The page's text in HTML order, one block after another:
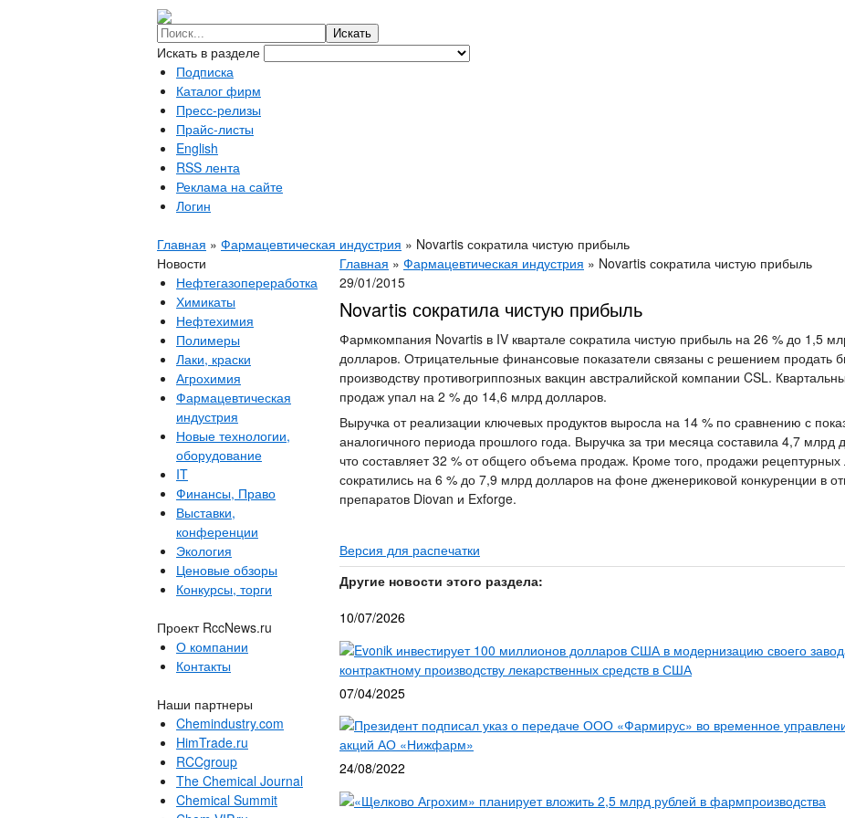
Искать в разделе
Подписка
Каталог фирм
Пресс-релизы
Прайс-листы
English
RSS лента
Реклама на сайте
Логин
Главная » Фармацевтическая индустрия » Novartis сократила чистую прибыль
Новости
Нефтегазопереработка
Химикаты
Нефтехимия
Полимеры
Лаки, краски
Агрохимия
Фармацевтическая
индустрия
Новые технологии,
оборудование
IT
Финансы, Право
Выставки,
конференции
Экология
Ценовые обзоры
Конкурсы, торги
Проект RccNews.ru
О компании
Контакты
Наши партнеры
Chemindustry.com
HimTrade.ru
RCCgroup
The Chemical Journal
Chemical Summit
Главная » Фармацевтическая индустрия » Novartis сократила чистую прибыль
29/01/2015
Novartis сократила чистую прибыль
Фармкомпания Novartis в IV квартале сократила чистую прибыль на 26 % до 1,5
долларов. Отрицательные финансовые показатели связаны с решением продать
производству противогриппозных вакцин австралийской компании CSL.
продаж упал на 2 % до 14,6 млрд долларов.
Выручка от реализации ключевых продуктов выросла на 14 % по сравнению с
аналогичного периода прошлого года. Выручка за три месяца составила 4,7 млрд
что составляет 32 % от общего объема продаж. Кроме того, продажи
сократились на 6 % до 7,9 млрд долларов на фоне дженериковой конкуренции в
препаратов Diovan и Exforge.
Версия для распечатки
Другие новости этого раздела:
10/07/2026
Evonik инвестирует 100 миллионов долларов США в модернизацию своего
контрактному производству лекарственных средств в США
07/04/2025
Президент подписал указ о передаче ООО «Фармирус» во временное
акций АО «Нижфарм»
24/08/2022
«Щелково Агрохим» планирует вложить 2,5 млрд рублей в фармпроизводства